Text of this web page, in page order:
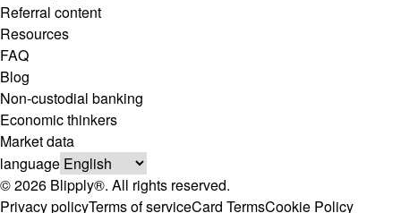
Referral content
Resources
FAQ
Blog
Non-custodial banking
Economic thinkers
Market data
language
© 2026 Blipply®. All rights reserved.
Privacy policyTerms of serviceCard TermsCookie Policy